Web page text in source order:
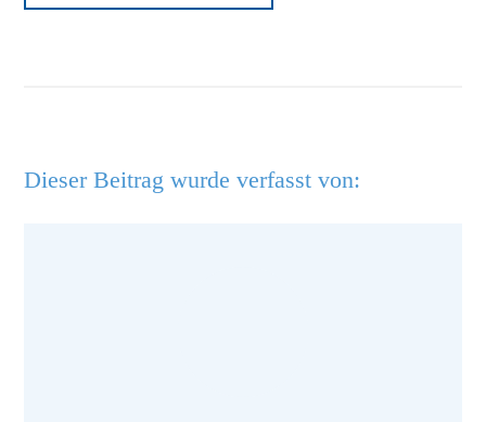
Dieser Beitrag wurde verfasst von: